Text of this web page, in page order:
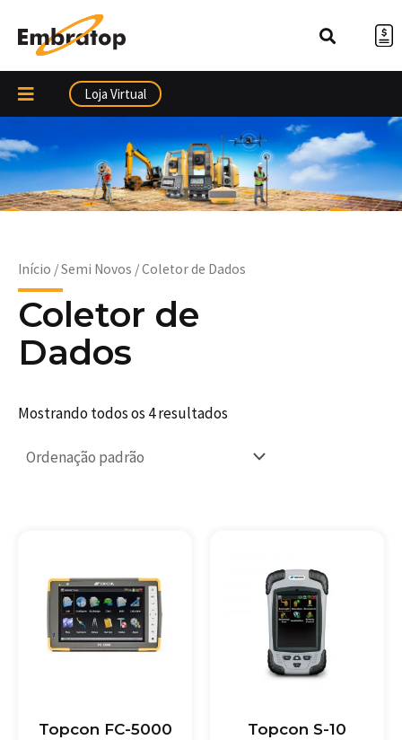
para
conteúdo
Loja Virtual
Início /Semi Novos / Coletor de Dados
Coletor de
Dados
Mostrando todos os 4 resultados
Topcon FC-5000 Topcon S-10